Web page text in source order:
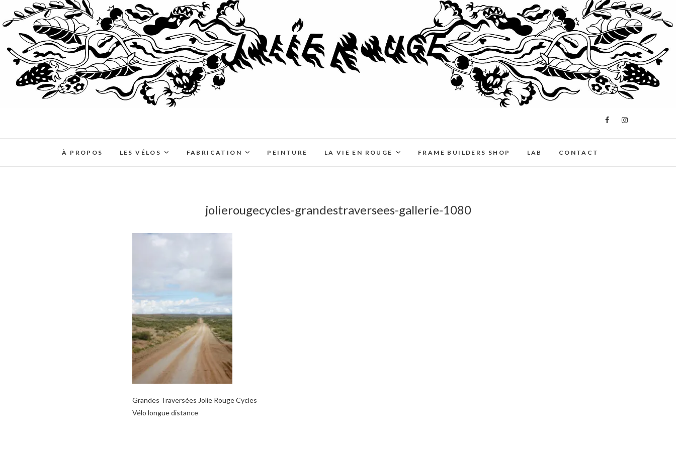
À PROPOS LES VÉLOS FABRICATION PEINTURE LA VIE EN ROUGE FRAME BUILDERS SHOP LAB CONTACT
jolierougecycles-grandestraversees-gallerie-1080
Grandes Traversées Jolie Rouge Cycles
Vélo longue distance